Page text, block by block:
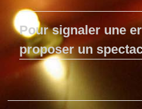
Pour signaler une
proposer un